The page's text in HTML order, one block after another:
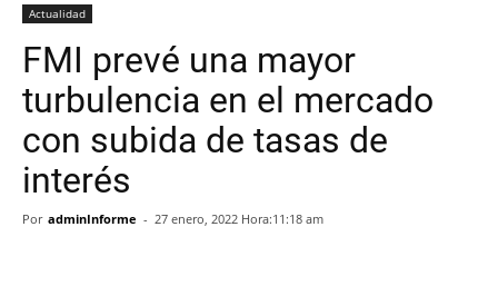
Actualidad
FMI prevé una mayor
turbulencia en el mercado
con subida de tasas de
interés
Por adminInforme - 27 enero, 2022 Hora:11:18 am